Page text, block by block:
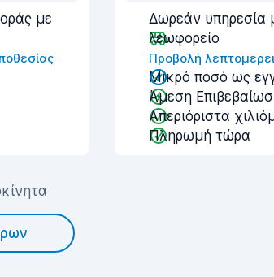
με
Δωρεάν υπηρεσία
λεωφορείο
Προβολή
Μικρό ποσό ως
Άμεση
Απεριόριστα
Πληρωμή τώρα